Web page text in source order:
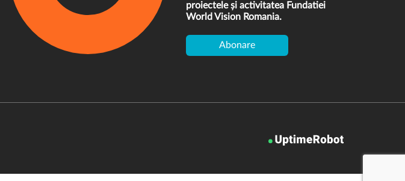
proiectele și activitatea Fundatiei
World Vision Romania.